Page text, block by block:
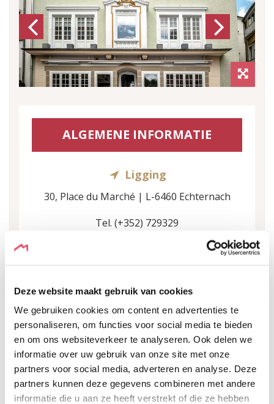
Deze website maakt gebruik van cookies
We gebruiken cookies om content en advertenties te
personaliseren, om functies voor social media te bieden
en om ons websiteverkeer te analyseren. Ook delen we
informatie over uw gebruik van onze site met onze
partners voor social media, adverteren en analyse. Deze
partners kunnen deze gegevens combineren met andere
informatie die u aan ze heeft verstrekt of die ze hebben
Previous Next
ALGEMENE INFORMATIE
Ligging
30, Place du Marché | L-6460 Echternach
Tel. (+352) 729329
mail@lamaison-echternach.lu
LABELS